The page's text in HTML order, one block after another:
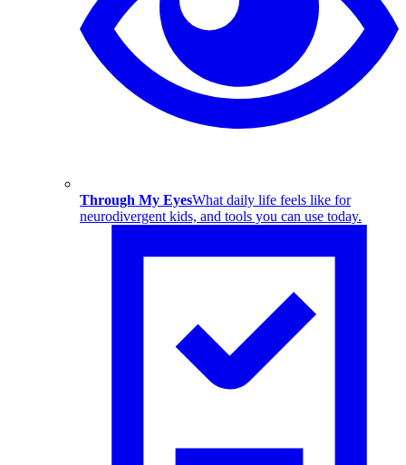
Through My EyesWhat daily life feels like for
neurodivergent kids, and tools you can use today.